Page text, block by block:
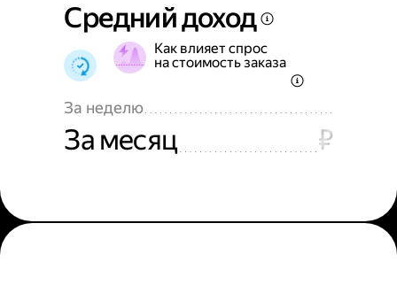
Средний доход
Как влияет спрос
на стоимость заказа
За неделю
За месяц ₽